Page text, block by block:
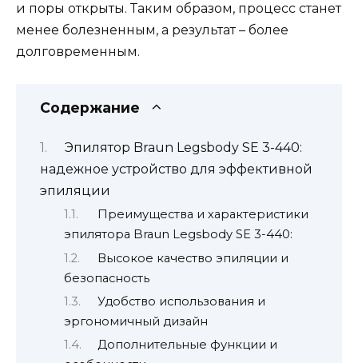
и поры открыты. Таким образом, процесс станет
менее болезненным, а результат – более
долговременным.
Содержание
Эпилятор Braun Legsbody SE 3-440:
надежное устройство для эффективной
эпиляции
Преимущества и характеристики
эпилятора Braun Legsbody SE 3-440:
Высокое качество эпиляции и
безопасность
Удобство использования и
эргономичный дизайн
Дополнительные функции и